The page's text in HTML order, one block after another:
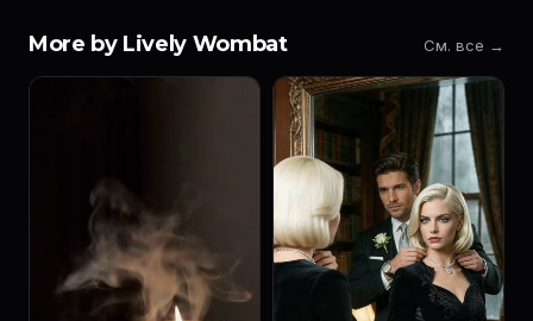
More by Lively Wombat См. все →